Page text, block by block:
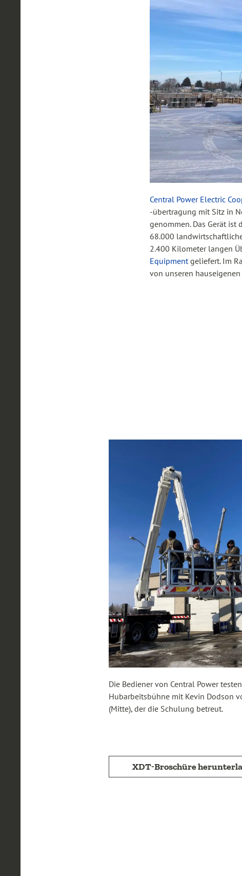
Central Power Electric
-übertragung mit Sitz in
genommen. Das Gerät
68.000
2.400 Kilometer langen
Equipmentgeliefert. Im
von unseren
Die Bediener von Central Power
Hubarbeitsbühne mit Kevin Dodson
(Mitte), der die Schulung betreut.
XDT-Broschüre